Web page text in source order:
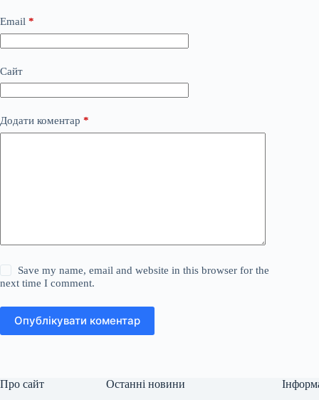
Email *
Сайт
Додати коментар *
Save my name, email and website in this browser for the
next time I comment.
Опублікувати коментар
Про сайт Останні новини